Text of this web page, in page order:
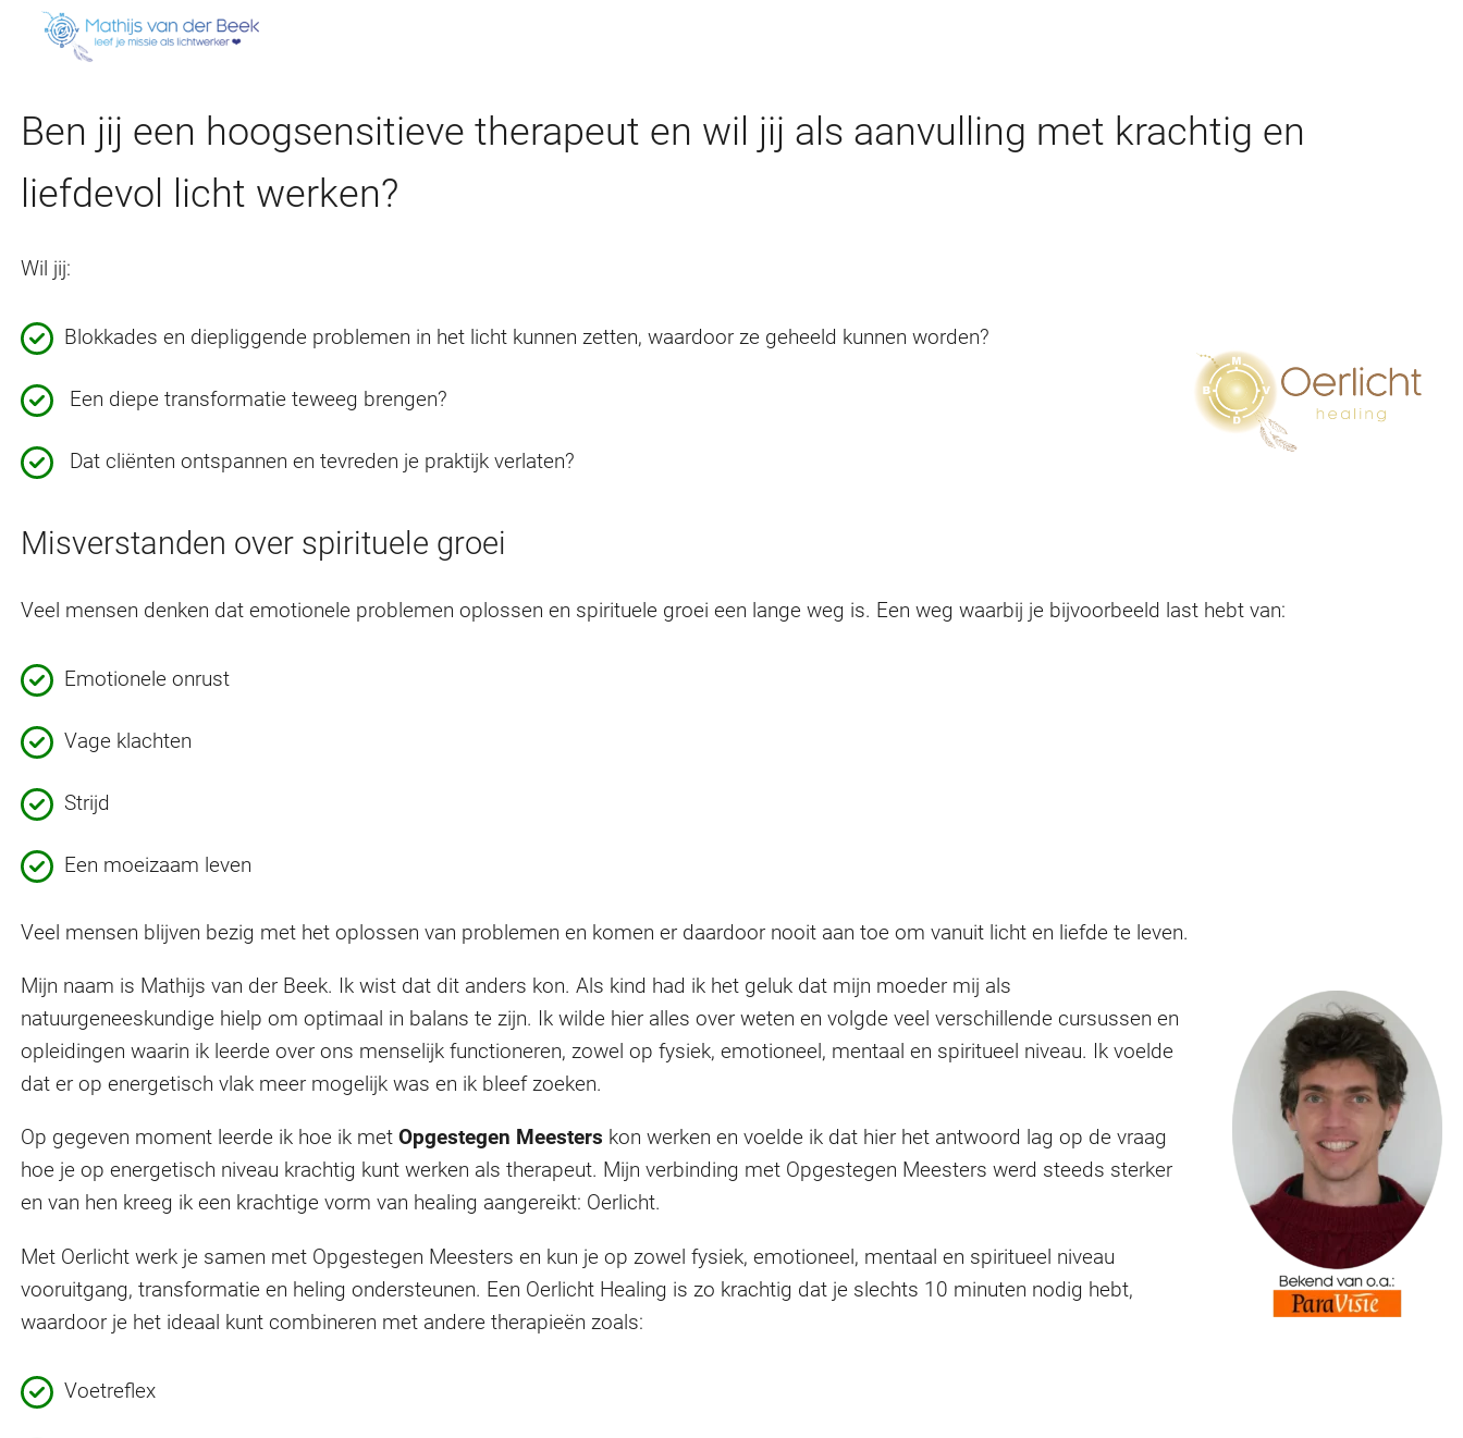
inhoud
Ben jij een hoogsensitieve therapeut en wil jij als aanvulling met krachtig en
liefdevol licht werken?
Wil jij:
Blokkades en diepliggende problemen in het licht kunnen zetten, waardoor ze geheeld kunnen worden?
Een diepe transformatie teweeg brengen?
Dat cliënten ontspannen en tevreden je praktijk verlaten?
Misverstanden over spirituele groei
Veel mensen denken dat emotionele problemen oplossen en spirituele groei een lange weg is. Een weg waarbij je bijvoorbeeld last hebt van:
Emotionele onrust
Vage klachten
Strijd
Een moeizaam leven
Veel mensen blijven bezig met het oplossen van problemen en komen er daardoor nooit aan toe om vanuit licht en liefde te leven.
Mijn naam is Mathijs van der Beek. Ik wist dat dit anders kon. Als kind had ik het geluk dat mijn moeder mij als
natuurgeneeskundige hielp om optimaal in balans te zijn. Ik wilde hier alles over weten en volgde veel verschillende cursussen en
opleidingen waarin ik leerde over ons menselijk functioneren, zowel op fysiek, emotioneel, mentaal en spiritueel niveau. Ik voelde
dat er op energetisch vlak meer mogelijk was en ik bleef zoeken.
Op gegeven moment leerde ik hoe ik met Opgestegen Meesters kon werken en voelde ik dat hier het antwoord lag op de vraag
hoe je op energetisch niveau krachtig kunt werken als therapeut. Mijn verbinding met Opgestegen Meesters werd steeds sterker
en van hen kreeg ik een krachtige vorm van healing aangereikt: Oerlicht.
Met Oerlicht werk je samen met Opgestegen Meesters en kun je op zowel fysiek, emotioneel, mentaal en spiritueel niveau
vooruitgang, transformatie en heling ondersteunen. Een Oerlicht Healing is zo krachtig dat je slechts 10 minuten nodig hebt,
waardoor je het ideaal kunt combineren met andere therapieën zoals:
Voetreflex